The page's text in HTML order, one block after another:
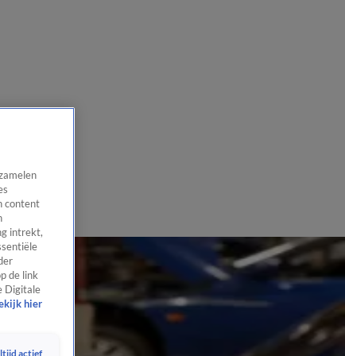
content
intrekt,
de link
Digitale
hier
actief